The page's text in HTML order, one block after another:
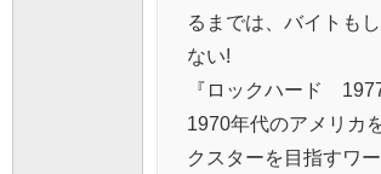
るまでは、バイトも
ない!
『ロックハード
1970年代のアメリカ
クスターを目指すワ